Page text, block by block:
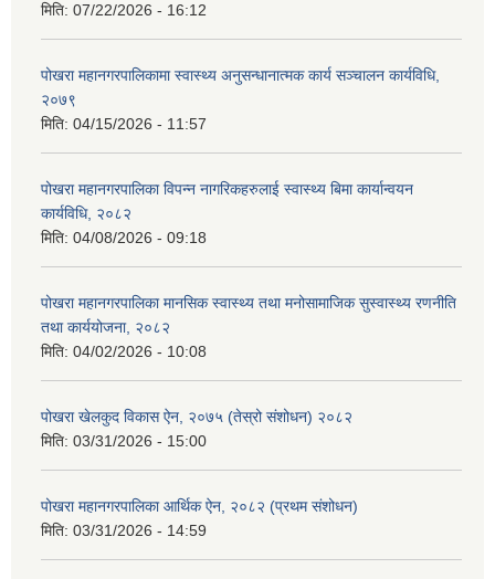
मिति: 07/22/2026 - 16:12
पोखरा महानगरपालिकामा स्वास्थ्य अनुसन्धानात्मक कार्य सञ्चालन कार्यविधि,
२०७९
मिति: 04/15/2026 - 11:57
पोखरा महानगरपालिका विपन्न नागरिकहरुलाई स्वास्थ्य बिमा कार्यान्वयन
कार्यविधि, २०८२
मिति: 04/08/2026 - 09:18
पोखरा महानगरपालिका मानसिक स्वास्थ्य तथा मनोसामाजिक सुस्वास्थ्य रणनीति
तथा कार्ययोजना, २०८२
मिति: 04/02/2026 - 10:08
पोखरा खेलकुद विकास ऐन, २०७५ (तेस्रो संशोधन) २०८२
मिति: 03/31/2026 - 15:00
पोखरा महानगरपालिका आर्थिक ऐन, २०८२ (प्रथम संशोधन)
मिति: 03/31/2026 - 14:59